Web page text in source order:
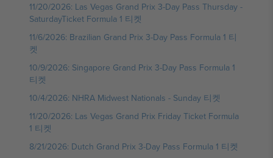
11/20/2026: Las Vegas Grand Prix 3-Day Pass Thursday -
SaturdayTicket Formula 1 티켓
11/6/2026: Brazilian Grand Prix 3-Day Pass Formula 1 티
켓
10/9/2026: Singapore Grand Prix 3-Day Pass Formula 1
티켓
10/4/2026: NHRA Midwest Nationals - Sunday 티켓
11/20/2026: Las Vegas Grand Prix Friday Ticket Formula
1 티켓
8/21/2026: Dutch Grand Prix 3-Day Pass Formula 1 티켓